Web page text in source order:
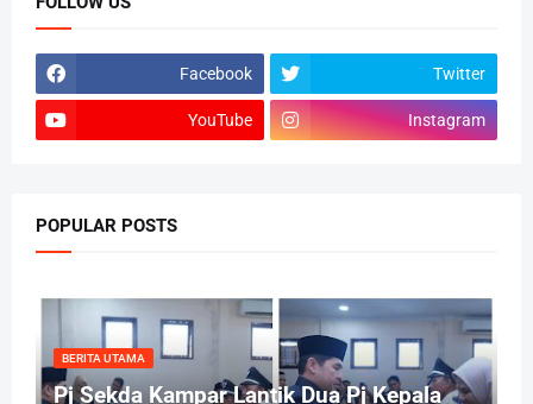
Facebook Twitter
YouTube Instagram
POPULAR POSTS
BERITA UTAMA
Pj Sekda Kampar Lantik Dua Pj Kepala